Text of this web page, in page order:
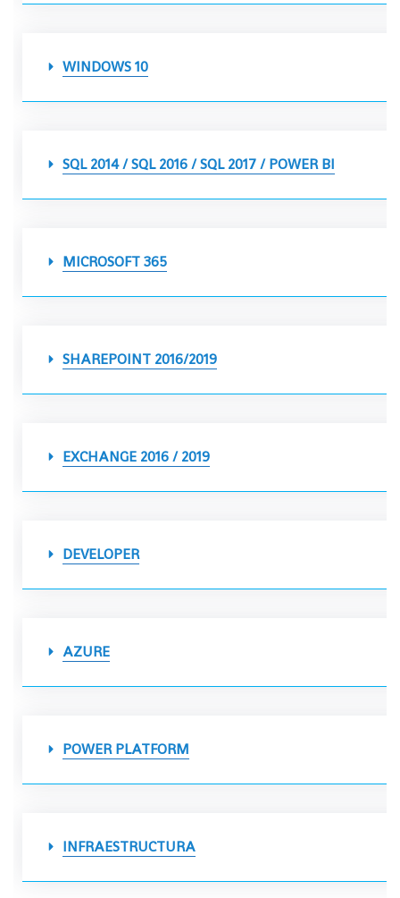
WINDOWS 10
SQL 2014 / SQL 2016 / SQL 2017 / POWER BI
MICROSOFT 365
SHAREPOINT 2016/2019
EXCHANGE 2016 / 2019
DEVELOPER
AZURE
POWER PLATFORM
INFRAESTRUCTURA